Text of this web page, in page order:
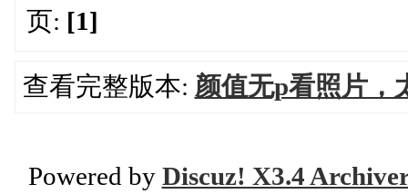
页: [1]
查看完整版本: 颜值无p看照片，
Powered by Discuz! X3.4